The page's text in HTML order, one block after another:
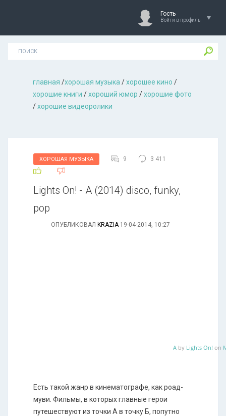
Гость
Войти в профиль
главная /хорошая музыкa /хорошее кино /
хорошие книги /хороший юмор /хорошие фото
/хорошие видеоролики
ХОРОШАЯ МУЗЫКА 9 3 411
Lights On! - A (2014) disco, funky,
pop
ОПУБЛИКОВАЛ KRAZIA19-04-2014, 10:27
Aby Lights On! on
Есть такой жанр в кинематографе, как роад-
муви. Фильмы, в которых главные герои
путешествуют из точки А в точку Б, попутно